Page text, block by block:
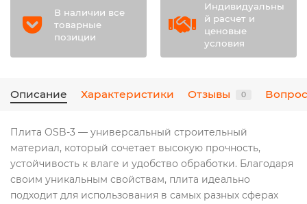
В наличии все
товарные
позиции
Индивидуальны
й расчет и
ценовые
условия
Описание Характеристики Отзывы 0
Плита OSB-3 — универсальный строительный
материал, который сочетает высокую прочность,
устойчивость к влаге и удобство обработки. Благодаря
своим уникальным свойствам, плита идеально
подходит для использования в самых разных сферах